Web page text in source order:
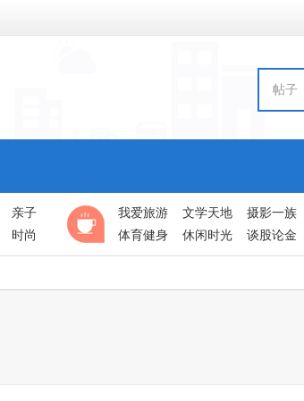
帖子
亲子
时尚
我爱旅游 文学天地 摄影一族
体育健身
休闲时光 谈股论金